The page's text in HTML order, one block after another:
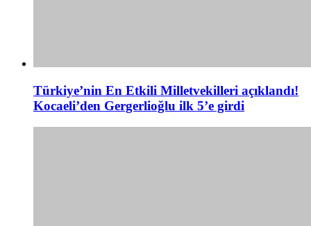
Türkiye’nin En Etkili Milletvekilleri açıklandı!
Kocaeli’den Gergerlioğlu ilk 5’e girdi